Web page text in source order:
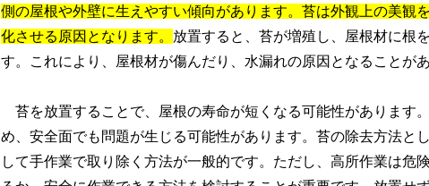
側の屋根や外壁に生えやすい傾向があります。苔は外観上の美観
化させる原因となります。 放置すると、苔が増殖し、屋根材に根
す。これにより、屋根材が傷んだり、水漏れの原因となることがあ
苔を放置することで、屋根の寿命が短くなる可能性があります
め、安全面でも問題が生じる可能性があります。苔の除去方法と
して手作業で取り除く方法が一般的です。ただし、高所作業は危